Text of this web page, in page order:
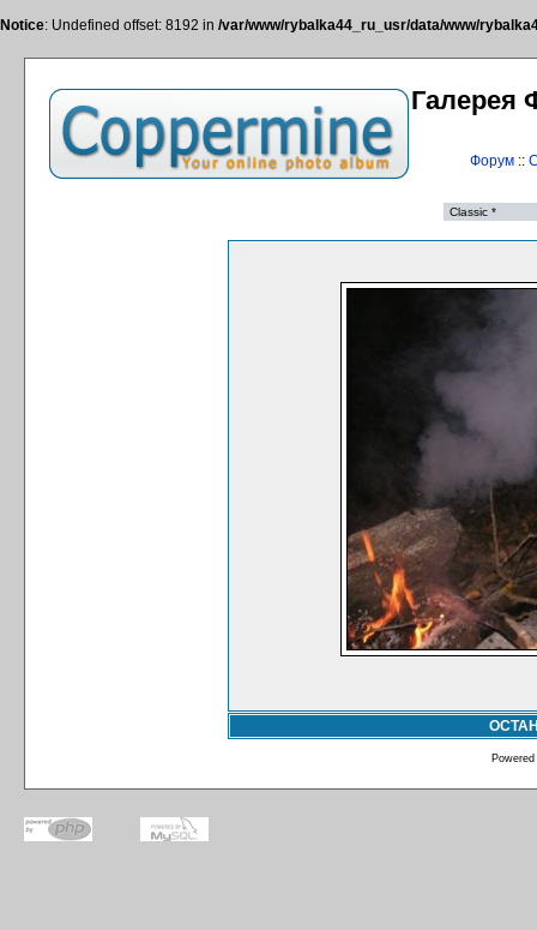
Notice: Undefined offset: 8192 in /var/www/rybalka44_ru_usr/data/www/
Галерея
Форум::